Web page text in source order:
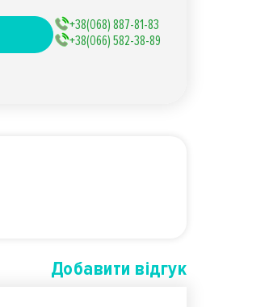
+38(068) 887-81-83
+38(066) 582-38-89
Добавити вiдгук